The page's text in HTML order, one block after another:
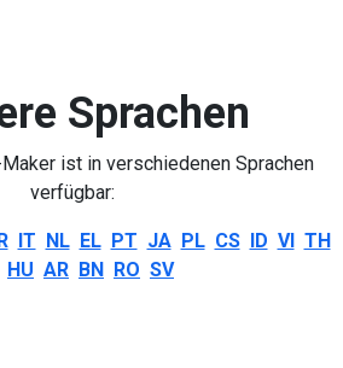
Sprachen
ist in verschiedenen Sprachen
verfügbar:
IT NL EL PT JA PL CS ID VI TH
HU AR BN RO SV